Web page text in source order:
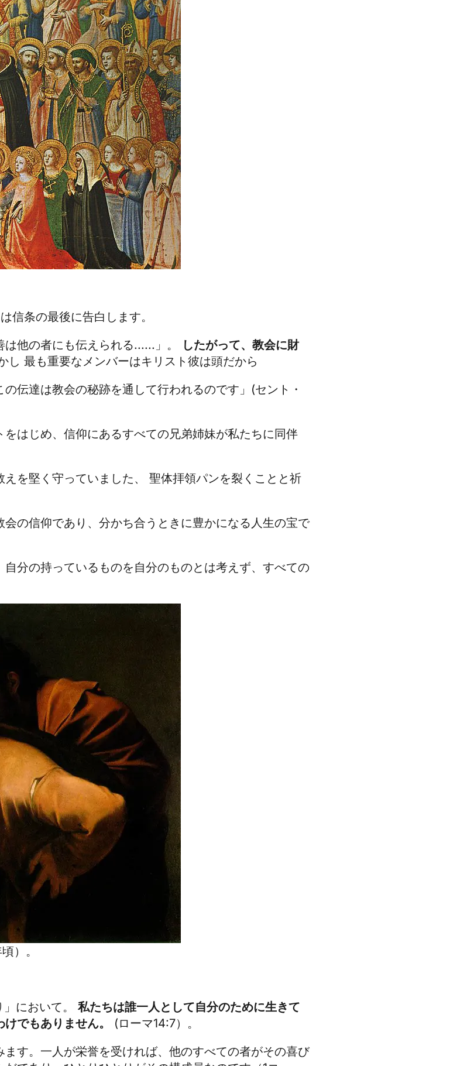
信条の最後に告白します。
他の者にも伝えられる......」。
したがって、教会に財
し 最も重要なメンバーはキリスト 彼は頭だから
伝達は教会の秘跡を通して行われるのです」(セント・
はじめ、信仰にあるすべての兄弟姉妹が私たちに同伴
を堅く守っていました、 聖体拝領パンを裂くことと祈
の信仰であり、分かち合うときに豊かになる人生の宝で
分の持っているものを自分のものとは考えず、すべての
）。
において。 私たちは誰一人として自分のために生きて
でもありません。
(ローマ14:7）。
す。一人が栄誉を受ければ、他のすべての者がその喜び